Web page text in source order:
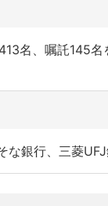
名、嘱託145
な銀行、三菱